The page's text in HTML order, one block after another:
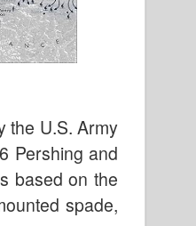
the U.S. Army
Pershing and
based on the
spade,